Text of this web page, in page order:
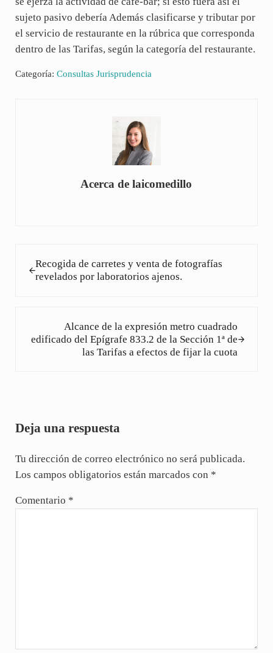
sujeto pasivo debería Además clasificarse y tributar por
el servicio de restaurante en la rúbrica que corresponda
dentro de las Tarifas, según la categoría del restaurante.
Categoría: Consultas Jurisprudencia
Acerca delaicomedillo
Recogida de carretes y venta de fotografías
revelados por laboratorios ajenos.
Alcance de la expresión metro cuadrado
edificado del Epígrafe 833.2 de la Sección 1ª de
las Tarifas a efectos de fijar la cuota
Deja una respuesta
Tu dirección de correo electrónico no será publicada.
Los campos obligatorios están marcados con *
Comentario *